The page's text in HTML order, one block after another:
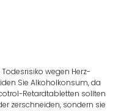
wegen Herz-
Sie Alkoholkonsum, da
Retardtabletten sollten
zerschneiden, sondern sie